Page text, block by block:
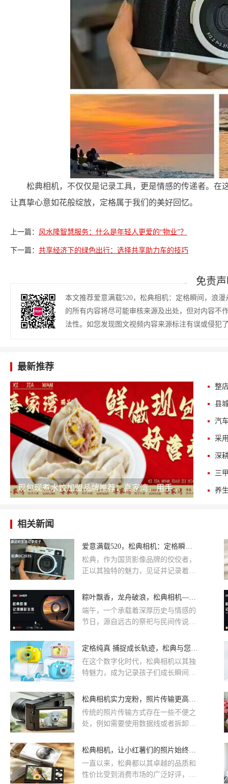
松典相机，不仅仅是记录工具，更是情感的传递者。在
让真挚心意如花般绽放，定格属于我们的美好回忆。
上一篇： 风水隆智慧服务：什么是年轻人更爱的“物业”？
下一篇： 共享经济下的绿色出行：选择共享助力车的技巧
免责
本文推荐爱意满载520，松典相机：定格瞬间，浪
的所有内容将尽可能审核来源及出处，但对内容不
法性。如您发现图文视频内容来源标注有误或侵犯
最新推荐
现包现煮水饺加盟品牌推荐：喜家湾，用手工鲜味儿打开创业新思路
三
相关新闻
爱意满载520，松典相机：定格瞬间，浪漫永恒
松典，作为国货影像品牌的佼佼者，
正以其独特的魅力，见证并记录着双
卓越的影像技术和匠心独运的设计，
典，就是选择了一份超越物质的情感
寄托，让这份心意好礼成为彼此生命
定格永恒当520的脚步悄然临近，松
典相机成为了营造浪漫氛围、记录珍
贵时刻的最佳伴侣。
粽叶飘香，龙舟破浪，松典相机——定格家的美好安康时光
端午，一个承载着深厚历史与情感的
节日，源自远古的祭祀与民间传说，
人夏季驱邪防疫的习俗紧密相连，但
诗人屈原的纪念。时至今日，端午节
已成为全球华人共庆的节日，既是对
承。在这个粽叶包裹着温情，龙舟划
破水面的季节里，松典相机，作为国
货影像品牌中的佼佼者，致力于记录
份记忆伴随着粽香，历久弥新。
定格纯真 捕捉成长轨迹，松典与您携手守护童趣时光
在这个数字化时代，松典相机以其独
特魅力，成为记录孩子们成长瞬间的
共享的视觉盛宴松典作为国货影像品
相机。松典深知，技术革新和产品迭
代的意义在于更好地服务于每位用
在这个儿童节，让我们携手松典，共
同见证并珍藏孩子们纯真时光中的每
一次微笑，每一份好奇，以及那些只
松典相机实力宠粉，照片传输更高效更便捷
传统的照片传输方式存在一些不便之
处，例如需要使用数据线或者拆卸存
易出现数据传输中断的情况。这种方
致照片丢失或损坏，给用户带来了很
大的困扰。而松典相机采用了一种全
松典相机，让小红薯们的照片始终颜值在线
一直以来，松典都以其卓越的品质和
性价比受到消费市场的广泛好评，公